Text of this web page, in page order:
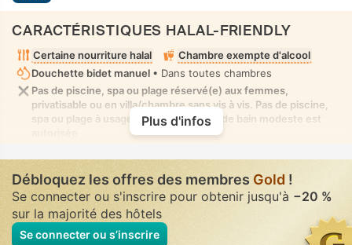
CARACTÉRISTIQUES HALAL-FRIENDLY
Certaine nourriture halal
Chambre exempte d'alcool
Douchette bidet manuel • Dans toutes chambres
Pas de piscine, spa ou plage réservé(e) aux femmes,
privatisable ou en villa/chambre sans vis à vis. Pas de piscine,
spa ou plage à usage mixte où la tenue de bain modeste est
Plus d'infos
Débloquez les offres des membres Gold !
Se connecter ou s'inscrire pour obtenir jusqu'à −20 %
sur la majorité des hôtels
Se connecter ou s’inscrire